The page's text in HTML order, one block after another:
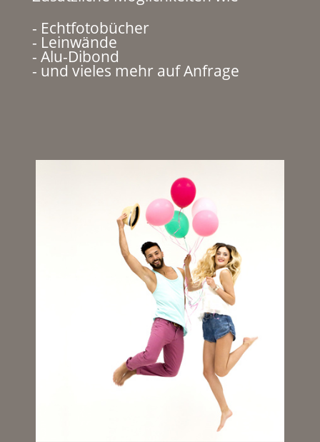
- Echtfotobücher
- Leinwände
- Alu-Dibond
- und vieles mehr auf Anfrage